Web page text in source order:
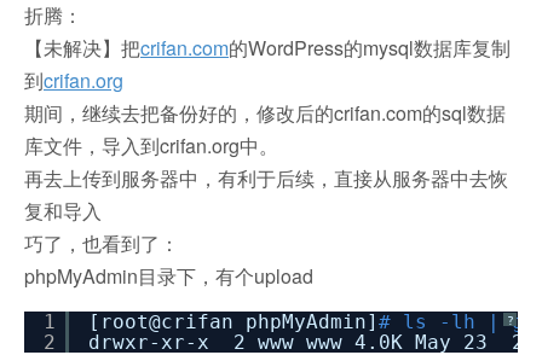
折腾：
【未解决】把crifan.com的WordPress的mysql数据库复制
到crifan.org
期间，继续去把备份好的，修改后的crifan.com的sql数据
库文件，导入到crifan.org中。
再去上传到服务器中，有利于后续，直接从服务器中去恢
复和导入
巧了，也看到了：
phpMyAdmin目录下，有个upload
?
1
2
[root@crifan phpMyAdmin] # ls -lh |
drwxr-xr-x 2 www www 4.0K May 23